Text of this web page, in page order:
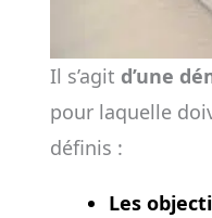
Il s’agit d’une
pour laquelle
définis :
Les